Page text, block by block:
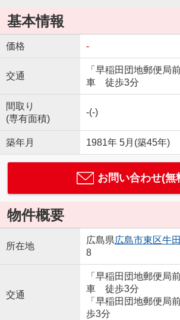
基本情報
価格 -
交通
「早稲田団地郵便局
車 徒歩3分
間取り
(専有面積)
-(-)
築年月 1981年 5月(築45年)
お問い合わせ(無
物件概要
所在地
広島県広島市東区牛
8
交通
「早稲田団地郵便局
車 徒歩3分
「早稲田団地郵便
歩3分